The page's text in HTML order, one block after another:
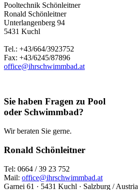
Pooltechnik Schönleitner
Ronald Schönleitner
Unterlangenberg 94
5431 Kuchl
Tel.: +43/664/3923752
Fax: +43/6245/87896
office@ihrschwimmbad.at
Sie haben Fragen zu Pool
oder Schwimmbad?
Wir beraten Sie gerne.
Ronald Schönleitner
Tel: 0664 / 39 23 752
Mail: office@ihrschwimmbad.at
Garnei 61 · 5431 Kuchl · Salzburg / Austria